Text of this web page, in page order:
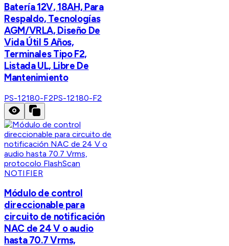
Batería 12V, 18AH, Para
Respaldo, Tecnologías
AGM/VRLA, Diseño De
Vida Útil 5 Años,
Terminales Tipo F2,
Listada UL, Libre De
Mantenimiento
PS-12180-F2PS-12180-F2
NOTIFIER
Módulo de control
direccionable para
circuito de notificación
NAC de 24 V o audio
hasta 70.7 Vrms,